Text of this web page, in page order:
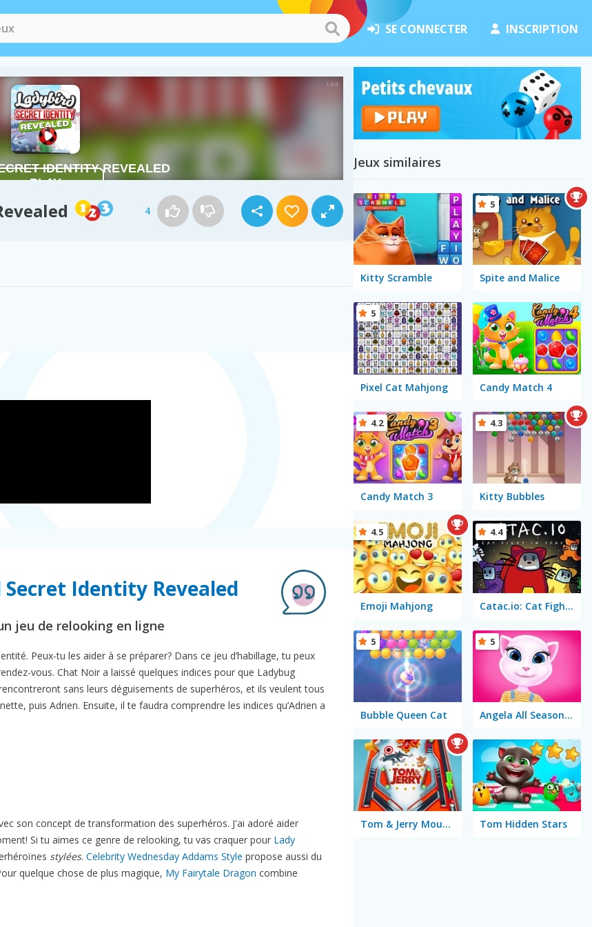
SE CONNECTER INSCRIPTION
4
Identity Revealed
jeu de relooking en ligne
Peux-tu les aider à se préparer? Dans ce jeu d’habillage, tu peux
vous. Chat Noir a laissé quelques indices pour que Ladybug
sans leurs déguisements de superhéros, et ils veulent tous
puis Adrien. Ensuite, il te faudra comprendre les indices qu’Adrien a
son concept de transformation des superhéros. J'ai adoré aider
Si tu aimes ce genre de relooking, tu vas craquer pour Lady
stylées. Celebrity Wednesday Addams Style propose aussi du
quelque chose de plus magique, My Fairytale Dragon combine
Jeux similaires
Kitty Scramble Spite and Malice
5
Pixel Cat Mahjong
5
Candy Match 4
Candy Match 3
4.2
Kitty Bubbles
4.3
Emoji Mahjong
4.5
Catac.io: Cat Fight in Space
4.4
Bubble Queen Cat
5
Angela All Season Fashion
5
Tom & Jerry Mousetrap Pinball Tom Hidden Stars